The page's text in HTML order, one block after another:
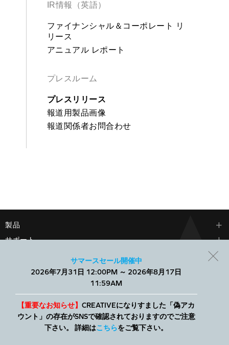
当社では、Webサイトでのエクスペリエンスを向上させ、パーソ
ナライズされたコンテンツを表示するために、小さなテキスト
ファイルであるCookieを使用します。すべてを許可することも、
個別に管理することもできます。
詳細 すべて許可
サマースセール開催中
2026年7月31日 12:00PM ～ 2026年8月17日
11:59AM
【重要なお知らせ】CREATIVEになりすました「偽アカ
ウント」の存在がSNSで確認されておりますのでご注意
下さい。 詳細はこちらをご覧下さい。
IR情報（英語）
ファイナンシャル＆コーポレート リ
リース
アニュアル レポート
プレスルーム
プレスリリース
報道用製品画像
報道関係者お問合わせ
製品
サポート
© 2026 Creative Technology Ltd. All Rights Reserved. クリエイティブストア
プライバシーポリシー|特定商取引法に基づく表記